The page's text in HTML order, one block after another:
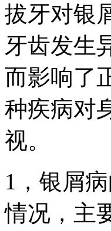
拔牙对银
牙齿发生
而影响了
种疾病对
视。
1，银屑
情况，主